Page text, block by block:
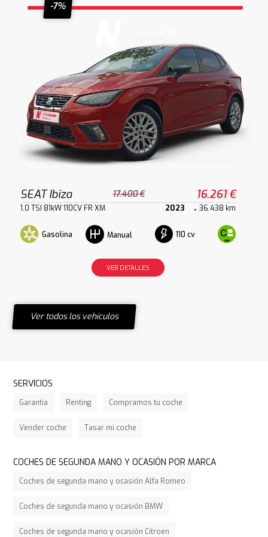
-7%
SEAT Ibiza 17.400 € 16.261 €
1.0 TSI 81kW 110CV FR XM 2023 36.438 km
Gasolina Manual 110 cv
VER DETALLES
Ver todos los vehículos
SERVICIOS
Garantía Renting Compramos tu coche
Vender coche Tasar mi coche
COCHES DE SEGUNDA MANO Y OCASIÓN POR MARCA
Coches de segunda mano y ocasión Alfa Romeo
Coches de segunda mano y ocasión BMW
Coches de segunda mano y ocasión Citroen